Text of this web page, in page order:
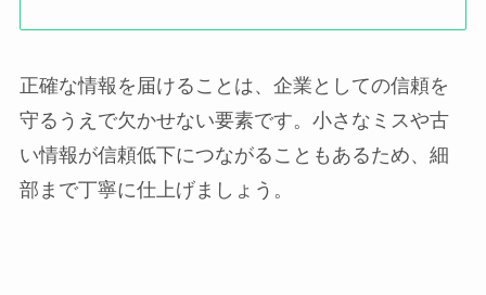
正確な情報を届けることは、企業としての信頼を
守るうえで欠かせない要素です。小さなミスや古
い情報が信頼低下につながることもあるため、細
部まで丁寧に仕上げましょう。